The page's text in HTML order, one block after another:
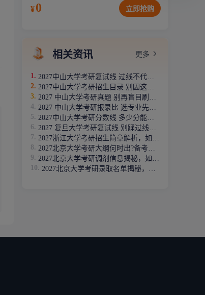
¥0 立即抢购
相关资讯 更多
2027中山大学考研复试线 过线不代表稳录取
2027中山大学考研招生目录 别因这些细节报不上名
2027 中山大学考研真题 别再盲目刷题了
2027 中山大学考研报录比 选专业先看竞争比
2027中山大学考研分数线 多少分能进复试?
2027 复旦大学考研复试线 别踩过线不录取的坑
2027浙江大学考研招生简章解析，如何避坑
2027北京大学考研大纲何时出?备考避坑指南
2027北京大学考研调剂信息揭秘，如何破局
2027北京大学考研录取名单揭秘，如何稳上岸？